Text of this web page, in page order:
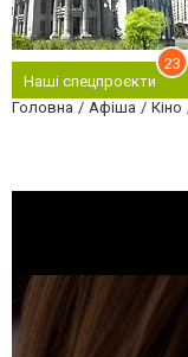
Наші спецпроєкти
23
Головна Афіша Кіно